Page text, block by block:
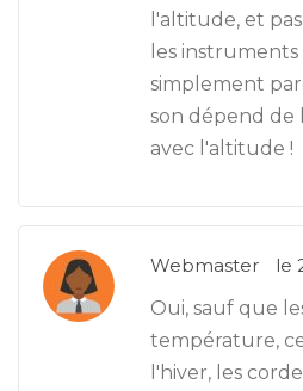
l'altitude, et
les
simplement
son dépend de
avec l'altitude !
Webmaster
le
Oui, sauf que
température,
l'hiver, les